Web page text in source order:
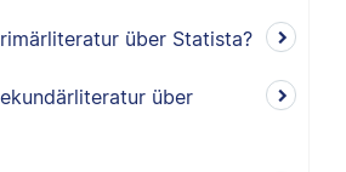
über Statista?
über